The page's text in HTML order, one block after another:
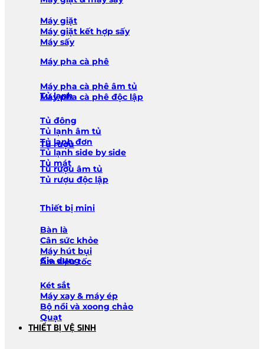
Máy giặt
Máy giặt kết hợp sấy
Máy sấy
Máy pha cà phê
Máy pha cà phê âm tủ
Máy pha cà phê độc lập
Tủ lạnh
Tủ đông
Tủ lạnh âm tủ
Tủ lạnh đơn
Tủ lạnh side by side
Tủ mát
Tủ rượu
Tủ rượu âm tủ
Tủ rượu độc lập
Thiết bị mini
Bàn là
Cân sức khỏe
Máy hút bụi
Ấm siêu tốc
Gia dụng
Két sắt
Máy xay & máy ép
Bộ nồi và xoong chảo
Quạt
THIẾT BỊ VỆ SINH